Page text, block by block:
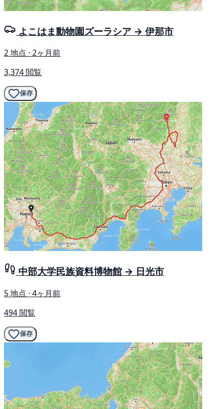
よこはま動物園ズーラシア → 伊那市
2 地点 · 2ヶ月前
3,374 閲覧
保存
中部大学民族資料博物館 → 日光市
5 地点 · 4ヶ月前
494 閲覧
保存